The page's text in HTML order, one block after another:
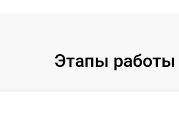
Этапы работы